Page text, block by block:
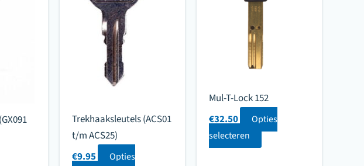
Trekhaaksleutels (ACS01
t/m ACS25)
€9.95
Opties
Mul-T-Lock 152
€32.50
Opties
selecteren